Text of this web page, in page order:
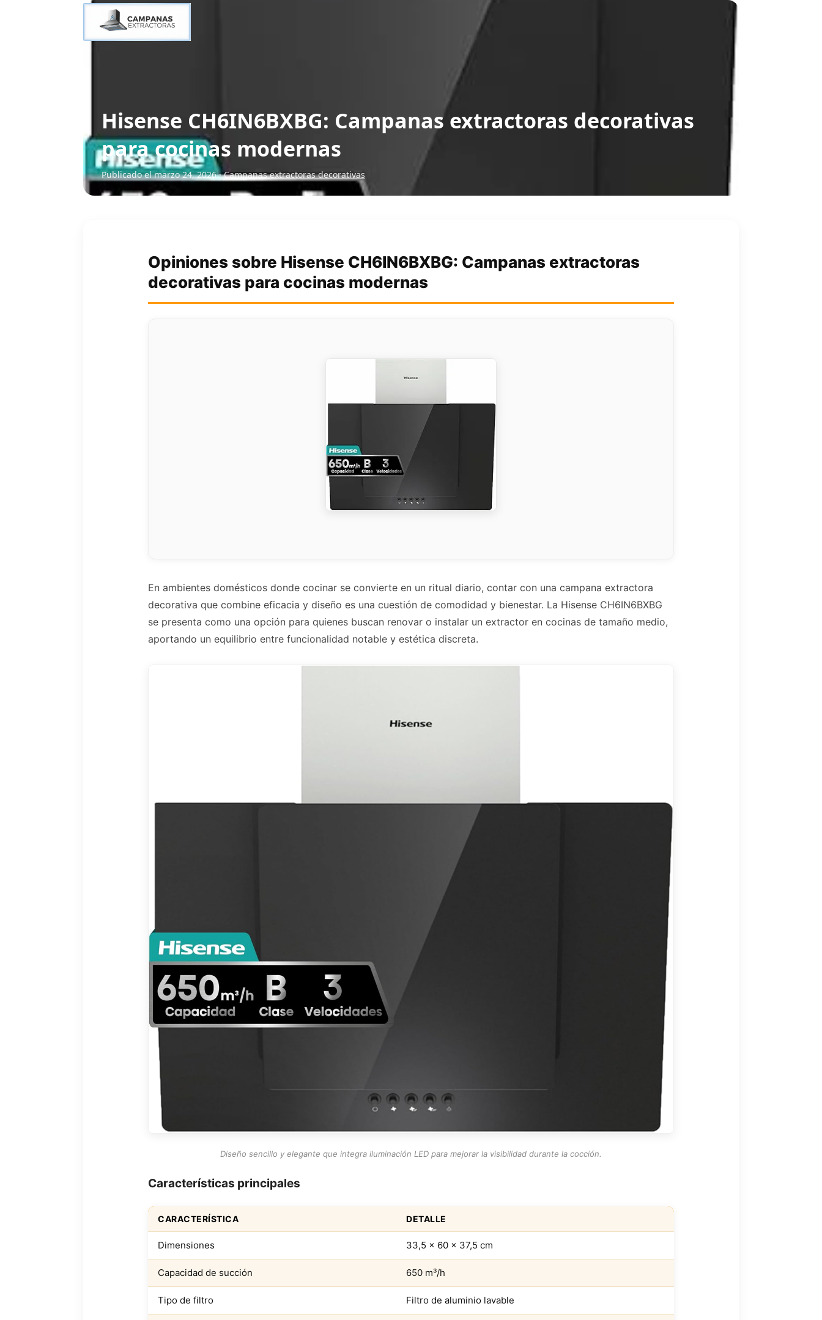
Hisense CH6IN6BXBG: Campanas extractoras decorativas
para cocinas modernas
Publicado el marzo 24, 2026 ·Campanas extractoras decorativas
Opiniones sobre Hisense CH6IN6BXBG: Campanas extractoras
decorativas para cocinas modernas
En ambientes domésticos donde cocinar se convierte en un ritual diario, contar con una campana extractora
decorativa que combine eficacia y diseño es una cuestión de comodidad y bienestar. La Hisense CH6IN6BXBG
se presenta como una opción para quienes buscan renovar o instalar un extractor en cocinas de tamaño medio,
aportando un equilibrio entre funcionalidad notable y estética discreta.
Diseño sencillo y elegante que integra iluminación LED para mejorar la visibilidad durante la cocción.
Características principales
CARACTERÍSTICA DETALLE
Dimensiones 33,5 x 60 x 37,5 cm
Capacidad de succión 650 m³/h
Tipo de filtro Filtro de aluminio lavable